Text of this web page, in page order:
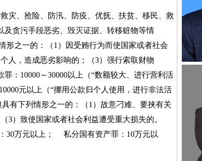
灾、抢险、防汛、防疫、优抚、扶贫、移民、救
贪污手段恶劣、毁灭证据、转移赃物等情
之一的：（1）因受贿行为而使国家或者社会
人，造成恶劣影响的；（3）强行索取财物
10000～30000以上（“数额较大、进行营利活
元以上（“挪用公款归个人使用，进行非法活
有下列情形之一的：（1）故意刁难、要挟有关
3）致使国家或者社会利益遭受重大损失的。
30万元以上； 私分国有资产罪：10万元以